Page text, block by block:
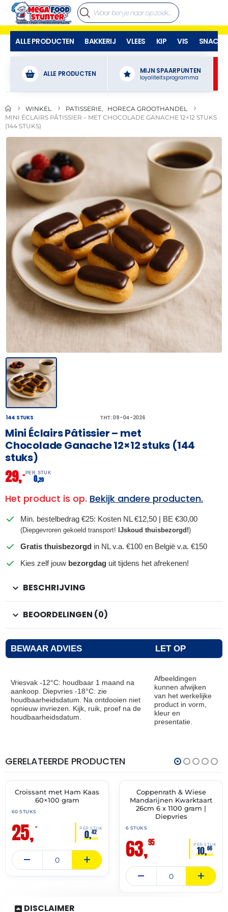
ALLE PRODUCTEN BAKKERIJ VLEES KIP VIS SNACKS
ALLE PRODUCTEN MIJN SPAARPUNTEN
loyaliteitsprogramma
WINKEL PATISSERIE
HORECA GROOTHANDEL
MINI ÉCLAIRS PÂTISSIER – MET CHOCOLADE GANACHE 12×12 STUKS
(144 STUKS)
144 STUKS THT: 09-04-2026
Mini Éclairs Pâtissier – met
Chocolade Ganache 12×12 stuks (144
stuks)
29,– PER STUK
0,20
Het product is op. Bekijk andere producten.
Min. bestelbedrag €25: Kosten NL €12,50 | BE €30,00
(Diepgevroren gekoeld transport! IJskoud thuisbezorgd!)
Gratis thuisbezorgd in NL v.a. €100 en België v.a. €150
Kies zelf jouw bezorgdag uit tijdens het afrekenen!
BESCHRIJVING
BEOORDELINGEN (0)
BEWAAR ADVIES LET OP
Vriesvak -12°C: houdbaar 1 maand na
aankoop. Diepvries -18°C: zie
houdbaarheidsdatum. Na ontdooien niet
opnieuw invriezen. Kijk, ruik, proef na de
houdbaarheidsdatum.
Afbeeldingen
kunnen afwijken
van het werkelijke
product in vorm,
kleur en
presentatie.
GERELATEERDE PRODUCTEN
🔥 OP=OP
THT:
31-
Croissant met Ham Kaas
60×100 gram
60 STUKS
25,– PER STUK
0,42
✓ VAST ASSORTIMENT
Coppenrath & Wiese
Mandarijnen Kwarktaart
26cm 6 x 1100 gram |
Diepvries
6 STUKS
63,95 PER STUK
10,66
DISCLAIMER